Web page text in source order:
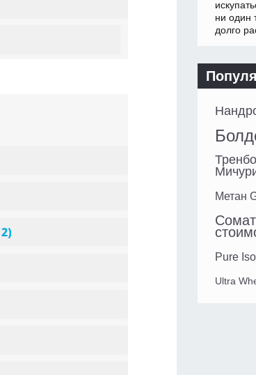
ни один
долго
Метан
Pure
Ultra